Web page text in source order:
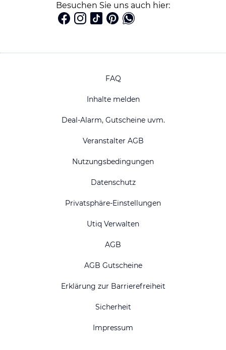
Besuchen Sie uns auch hier:
FAQ
Inhalte melden
Deal-Alarm, Gutscheine uvm.
Veranstalter AGB
Nutzungsbedingungen
Datenschutz
Privatsphäre-Einstellungen
Utiq Verwalten
AGB
AGB Gutscheine
Erklärung zur Barrierefreiheit
Sicherheit
Impressum